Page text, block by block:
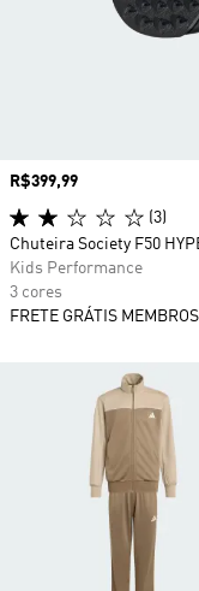
Preço
R$399,99
(3)
Chuteira Society F50
Kids Performance
3 cores
FRETE GRÁTIS